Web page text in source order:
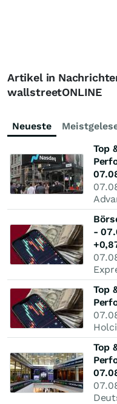
Artikel in
wallstreetONLINE
Neueste
Top
-
Top
Top